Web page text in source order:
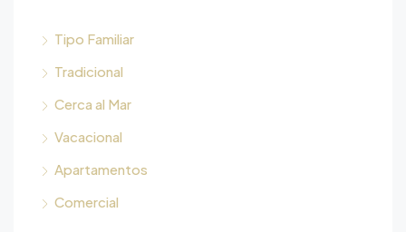
Tipo Familiar
Tradicional
Cerca al Mar
Vacacional
Apartamentos
Comercial